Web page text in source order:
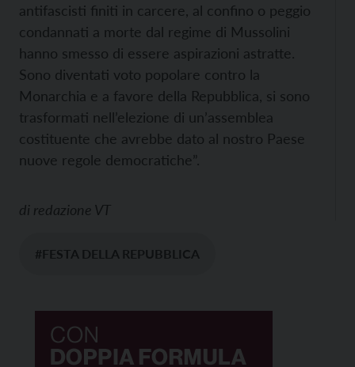
antifascisti finiti in carcere, al confino o peggio
condannati a morte dal regime di Mussolini
hanno smesso di essere aspirazioni astratte.
Sono diventati voto popolare contro la
Monarchia e a favore della Repubblica, si sono
trasformati nell’elezione di un’assemblea
costituente che avrebbe dato al nostro Paese
nuove regole democratiche”.
di redazione VT
#FESTA DELLA REPUBBLICA